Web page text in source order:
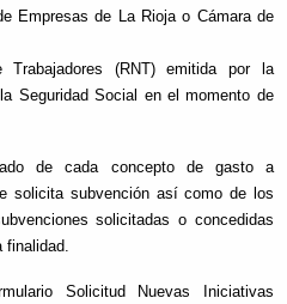
Empresas de La Rioja o Cámara de
Trabajadores (RNT) emitida por la
Seguridad Social en el momento de
de cada concepto de gasto a
solicita subvención así como de los
solicitadas o concedidas
Solicitud Nuevas Iniciativas